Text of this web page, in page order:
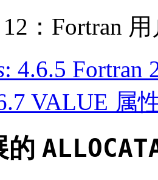
12：Fortran
: 4.6.5 Fortran
VALUE 属
的